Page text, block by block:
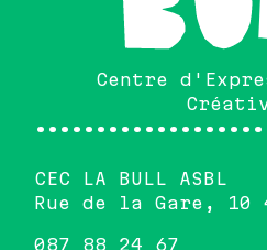
Centre
CEC LA BULL ASBL
Rue de la Gare, 10
087 88 24 67